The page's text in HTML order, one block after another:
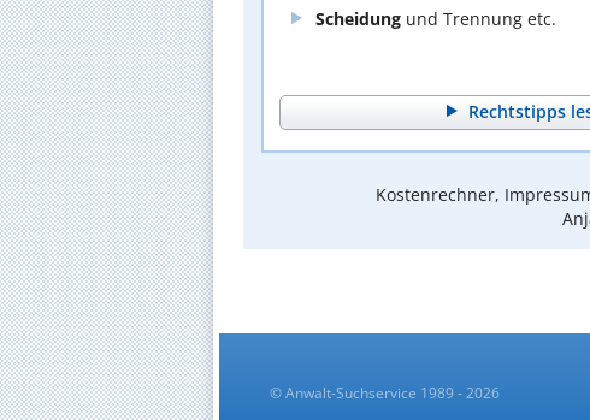
Scheidung und Trennung etc.
Rechtstipps
Kostenrechner,
© Anwalt-Suchservice 1989 - 2026